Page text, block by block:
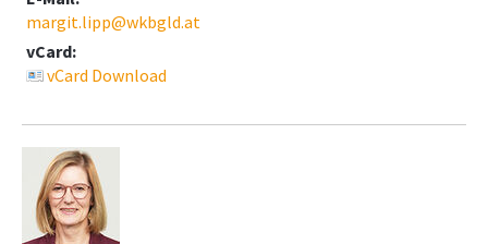
margit.lipp@wkbgld.at
vCard:
vCard Download